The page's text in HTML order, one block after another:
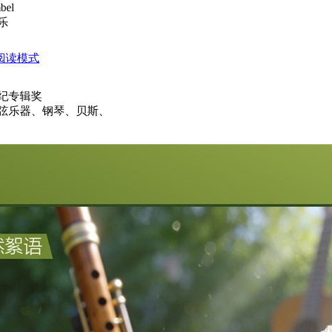
读模式
专辑奖
乐器、钢琴、贝斯、